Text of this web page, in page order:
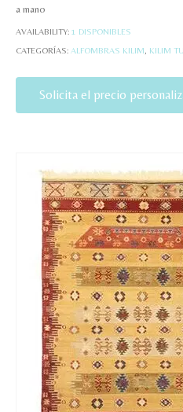
a mano
AVAILABILITY: 1 DISPONIBLES
CATEGORÍAS: ALFOMBRAS KILIM KILIM
Solicita el precio